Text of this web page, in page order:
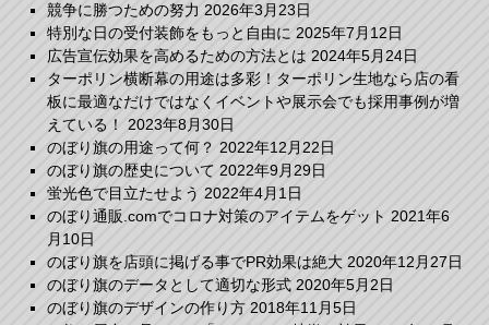
競争に勝つための努力 2026年3月23日
特別な日の受付装飾をもっと自由に 2025年7月12日
広告宣伝効果を高めるための方法とは 2024年5月24日
ターポリン横断幕の用途は多彩！ターポリン生地なら店の看
板に最適なだけではなくイベントや展示会でも採用事例が増
えている！
2023年8月30日
のぼり旗の用途って何？ 2022年12月22日
のぼり旗の歴史について 2022年9月29日
蛍光色で目立たせよう 2022年4月1日
のぼり通販.comでコロナ対策のアイテムをゲット 2021年6
月10日
のぼり旗を店頭に掲げる事でPR効果は絶大 2020年12月27日
のぼり旗のデータとして適切な形式 2020年5月2日
のぼり旗のデザインの作り方 2018年11月5日